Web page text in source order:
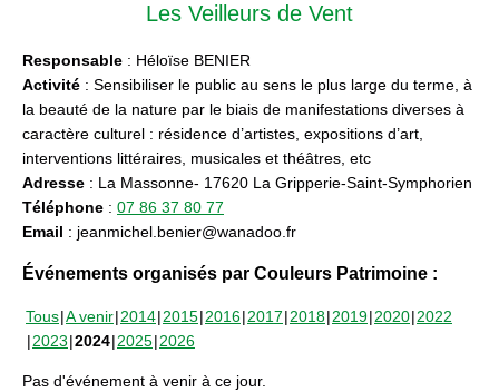
Les Veilleurs de Vent
Responsable : Héloïse BENIER
Activité : Sensibiliser le public au sens le plus large du terme, à
la beauté de la nature par le biais de manifestations diverses à
caractère culturel : résidence d’artistes, expositions d’art,
interventions littéraires, musicales et théâtres, etc
Adresse : La Massonne- 17620 La Gripperie-Saint-Symphorien
Téléphone : 07 86 37 80 77
Email : jeanmichel.benier@wanadoo.fr
Événements organisés par Couleurs Patrimoine :
Tous A venir 2014 2015 2016 2017 2018 2019 2020 2022
2023 2024 2025 2026
Pas d'événement à venir à ce jour.